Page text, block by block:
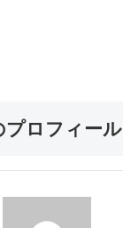
プロフィール